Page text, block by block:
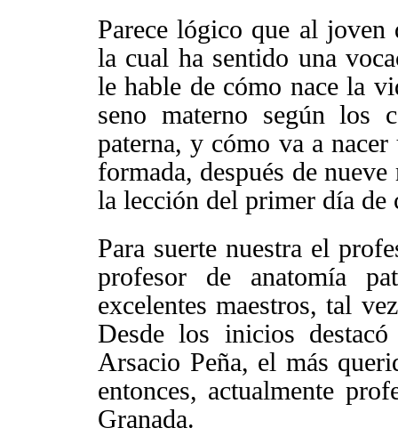
Parece lógico que al
la cual ha sentido una
le hable de cómo nace la
seno materno según los
paterna, y cómo va a
formada, después de
la lección del primer día de
Para suerte nuestra el
profesor de anatomía
excelentes maestros, tal
Desde los inicios
Arsacio Peña, el más
entonces, actualmente
Granada.